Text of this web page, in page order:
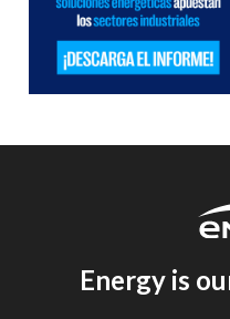
Energy is